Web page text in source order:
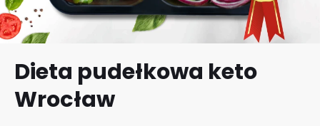
Dieta pudełkowa keto
Wrocław